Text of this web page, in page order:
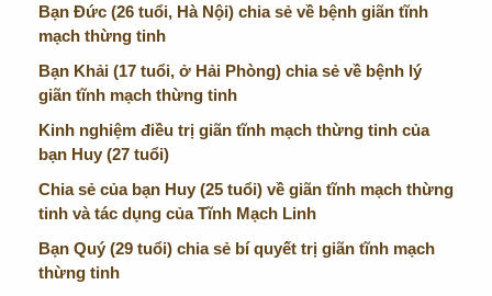
Bạn Đức (26 tuổi, Hà Nội) chia sẻ về bệnh giãn tĩnh
mạch thừng tinh
Bạn Khải (17 tuổi, ở Hải Phòng) chia sẻ về bệnh lý
giãn tĩnh mạch thừng tinh
Kinh nghiệm điều trị giãn tĩnh mạch thừng tinh của
bạn Huy (27 tuổi)
Chia sẻ của bạn Huy (25 tuổi) về giãn tĩnh mạch thừng
tinh và tác dụng của Tĩnh Mạch Linh
Bạn Quý (29 tuổi) chia sẻ bí quyết trị giãn tĩnh mạch
thừng tinh